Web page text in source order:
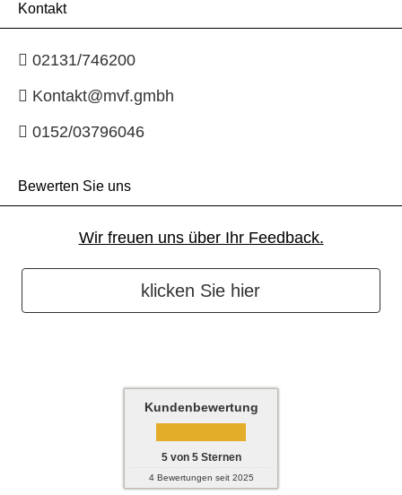
Kontakt
02131/746200
Kontakt@mvf.gmbh
0152/03796046
Bewerten Sie uns
Wir freuen uns über Ihr Feedback.
klicken Sie hier
Kundenbewertung
5von 5Sternen
4Bewertungen seit 2025